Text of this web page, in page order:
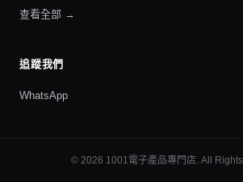
查看全部 →
追蹤我們
WhatsApp
© 2026 1001電子產品專門店. All